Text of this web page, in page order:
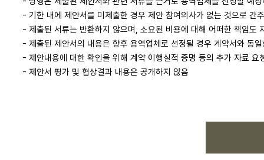
- 기한 내에 제안서를 미제출한 경우 제안 참여의사가 없는 것으로 간
- 제출된 서류는 반환하지 않으며, 소요된 비용에 대해 어떠한 책임도
- 제출된 제안서의 내용은 향후 용역업체로 선정될 경우 계약서와 동
- 제안내용에 대한 확인을 위해 계약 이행실적 증명 등의 추가 자료 요
- 제안서 평가 및 협상결과 내용은 공개하지 않음